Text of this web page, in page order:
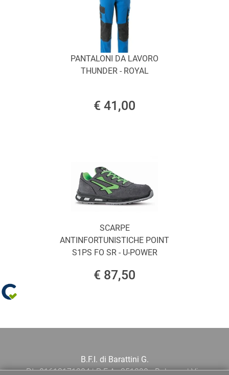
PANTALONI DA LAVORO
THUNDER - ROYAL
€ 41,00
SCARPE
ANTINFORTUNISTICHE POINT
S1PS FO SR - U-POWER
€ 87,50
B.F.I. di Barattini G.
P.I.: 01613171204 | R.E.A.: 351290 - Bologna | Via